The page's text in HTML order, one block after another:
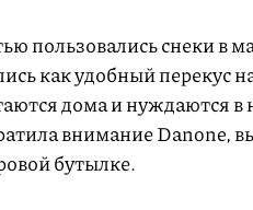
пользовались снеки в
как удобный перекус
дома и нуждаются
внимание Danone,
бутылке.